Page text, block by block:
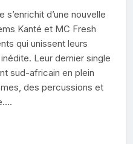
d’une nouvelle
Kanté et MC Fresh
qui unissent leurs
Leur dernier single
sud-africain en plein
des percussions et